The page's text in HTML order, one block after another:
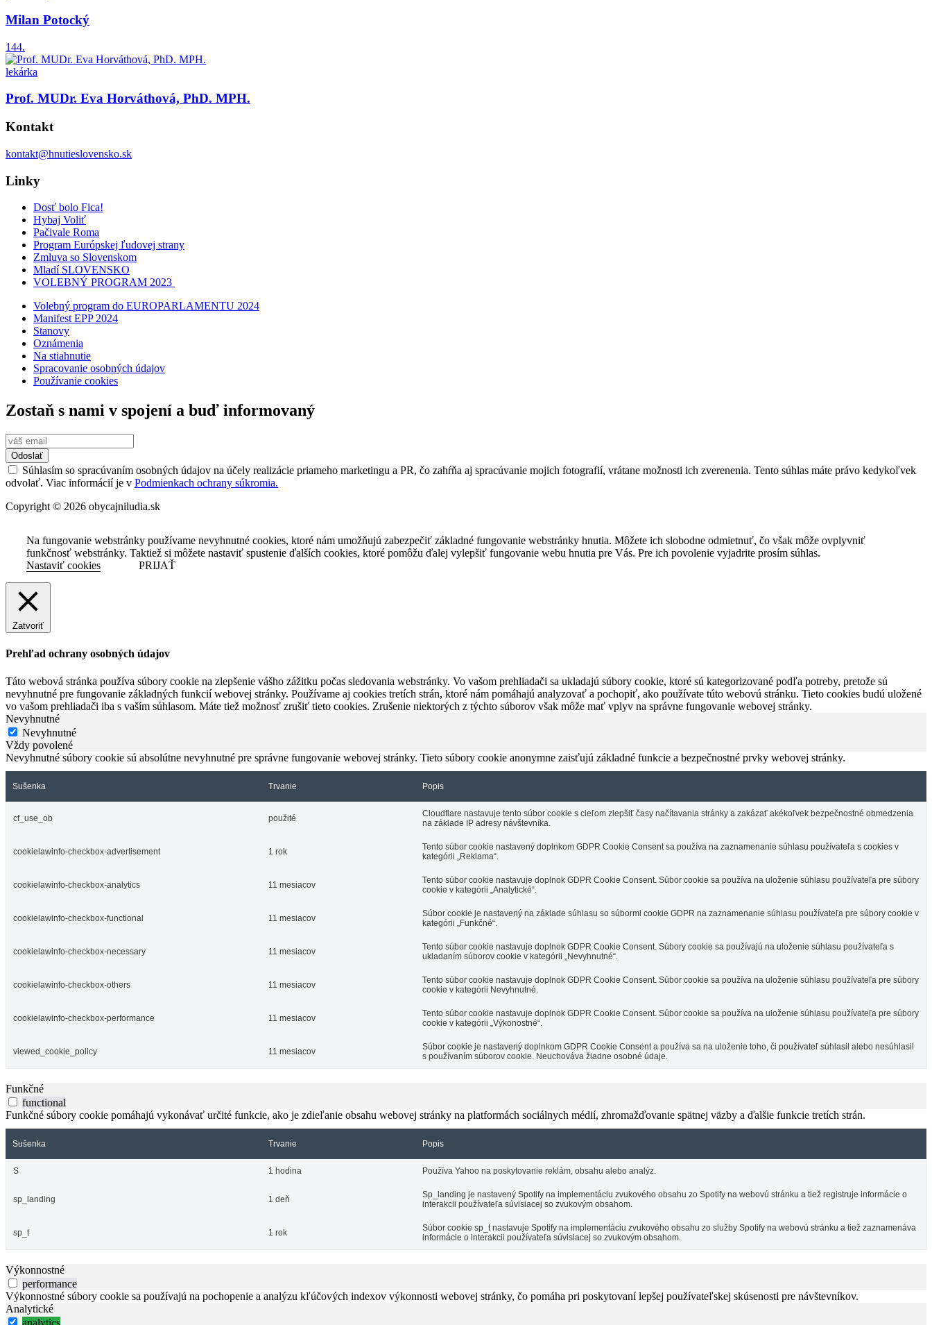
Milan Potocký
144.
lekárka
Prof. MUDr. Eva Horváthová, PhD. MPH.
Kontakt
kontakt@hnutieslovensko.sk
Linky
Dosť bolo Fica!
Hybaj Voliť
Pačivale Roma
Program Európskej ľudovej strany
Zmluva so Slovenskom
Mladí SLOVENSKO
VOLEBNÝ PROGRAM 2023
Volebný program do EUROPARLAMENTU 2024
Manifest EPP 2024
Stanovy
Oznámenia
Na stiahnutie
Spracovanie osobných údajov
Používanie cookies
Zostaň s nami v spojení a buď informovaný
Odoslať
Súhlasím so spracúvaním osobných údajov na účely realizácie priameho marketingu a PR, čo zahŕňa aj spracúvanie mojich fotografií, vrátane možnosti ich zverenenia. Tento súhlas máte právo kedykoľvek
odvolať. Viac informácií je v Podmienkach ochrany súkromia.
Copyright © 2026 obycajniludia.sk
Na fungovanie webstránky používame nevyhnutné cookies, ktoré nám umožňujú zabezpečiť základné fungovanie webstránky hnutia. Môžete ich slobodne odmietnuť, čo však môže ovplyvniť
funkčnosť webstránky. Taktiež si môžete nastaviť spustenie ďalších cookies, ktoré pomôžu ďalej vylepšiť fungovanie webu hnutia pre Vás. Pre ich povolenie vyjadrite prosím súhlas.
Nastaviť cookies
PRIJAŤ
Zatvoriť
Prehľad ochrany osobných údajov
Táto webová stránka používa súbory cookie na zlepšenie vášho zážitku počas sledovania webstránky. Vo vašom prehliadači sa ukladajú súbory cookie, ktoré sú kategorizované podľa potreby, pretože sú
nevyhnutné pre fungovanie základných funkcií webovej stránky. Používame aj cookies tretích strán, ktoré nám pomáhajú analyzovať a pochopiť, ako používate túto webovú stránku. Tieto cookies budú uložené
vo vašom prehliadači iba s vaším súhlasom. Máte tiež možnosť zrušiť tieto cookies. Zrušenie niektorých z týchto súborov však môže mať vplyv na správne fungovanie webovej stránky.
Nevyhnutné
Nevyhnutné
Vždy povolené
Nevyhnutné súbory cookie sú absolútne nevyhnutné pre správne fungovanie webovej stránky. Tieto súbory cookie anonymne zaisťujú základné funkcie a bezpečnostné prvky webovej stránky.
Sušenka Trvanie Popis
cf_use_ob použité
Cloudflare nastavuje tento súbor cookie s cieľom zlepšiť časy načítavania stránky a zakázať akékoľvek bezpečnostné obmedzenia
na základe IP adresy návštevníka.
cookielawinfo-checkbox-advertisement 1 rok
Tento súbor cookie nastavený doplnkom GDPR Cookie Consent sa používa na zaznamenanie súhlasu používateľa s cookies v
kategórii „Reklama“.
cookielawinfo-checkbox-analytics 11 mesiacov
Tento súbor cookie nastavuje doplnok GDPR Cookie Consent. Súbor cookie sa používa na uloženie súhlasu používateľa pre súbory
cookie v kategórii „Analytické“.
cookielawinfo-checkbox-functional 11 mesiacov
Súbor cookie je nastavený na základe súhlasu so súbormi cookie GDPR na zaznamenanie súhlasu používateľa pre súbory cookie v
kategórii „Funkčné“.
cookielawinfo-checkbox-necessary 11 mesiacov
Tento súbor cookie nastavuje doplnok GDPR Cookie Consent. Súbory cookie sa používajú na uloženie súhlasu používateľa s
ukladaním súborov cookie v kategórii „Nevyhnutné“.
cookielawinfo-checkbox-others 11 mesiacov
Tento súbor cookie nastavuje doplnok GDPR Cookie Consent. Súbor cookie sa používa na uloženie súhlasu používateľa pre súbory
cookie v kategórii Nevyhnutné.
cookielawinfo-checkbox-performance 11 mesiacov
Tento súbor cookie nastavuje doplnok GDPR Cookie Consent. Súbor cookie sa používa na uloženie súhlasu používateľa pre súbory
cookie v kategórii „Výkonostné“.
viewed_cookie_policy 11 mesiacov
Súbor cookie je nastavený doplnkom GDPR Cookie Consent a používa sa na uloženie toho, či používateľ súhlasil alebo nesúhlasil
s používaním súborov cookie. Neuchováva žiadne osobné údaje.
Funkčné
functional
Funkčné súbory cookie pomáhajú vykonávať určité funkcie, ako je zdieľanie obsahu webovej stránky na platformách sociálnych médií, zhromažďovanie spätnej väzby a ďalšie funkcie tretích strán.
Sušenka Trvanie Popis
S 1 hodina Používa Yahoo na poskytovanie reklám, obsahu alebo analýz.
sp_landing 1 deň
Sp_landing je nastavený Spotify na implementáciu zvukového obsahu zo Spotify na webovú stránku a tiež registruje informácie o
interakcii používateľa súvisiacej so zvukovým obsahom.
sp_t 1 rok
Súbor cookie sp_t nastavuje Spotify na implementáciu zvukového obsahu zo služby Spotify na webovú stránku a tiež zaznamenáva
informácie o interakcii používateľa súvisiacej so zvukovým obsahom.
Výkonnostné
performance
Výkonnostné súbory cookie sa používajú na pochopenie a analýzu kľúčových indexov výkonnosti webovej stránky, čo pomáha pri poskytovaní lepšej používateľskej skúsenosti pre návštevníkov.
Analytické
analytics